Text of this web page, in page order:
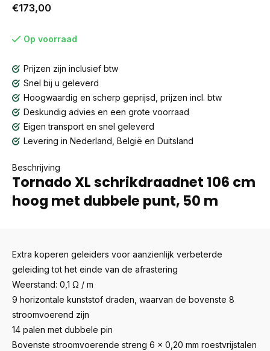
€173,00
Op voorraad
Prijzen zijn inclusief btw
Snel bij u geleverd
Hoogwaardig en scherp geprijsd, prijzen incl. btw
Deskundig advies en een grote voorraad
Eigen transport en snel geleverd
Levering in Nederland, België en Duitsland
Beschrijving
Tornado XL schrikdraadnet 106 cm
hoog met dubbele punt, 50 m
Extra koperen geleiders voor aanzienlijk verbeterde
geleiding tot het einde van de afrastering
Weerstand: 0,1 Ω / m
9 horizontale kunststof draden, waarvan de bovenste 8
stroomvoerend zijn
14 palen met dubbele pin
Bovenste stroomvoerende streng 6 x 0,20 mm roestvrijstalen